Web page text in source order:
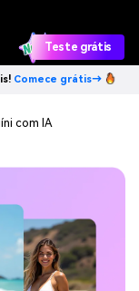
Teste grátis
Comece grátis→
com IA